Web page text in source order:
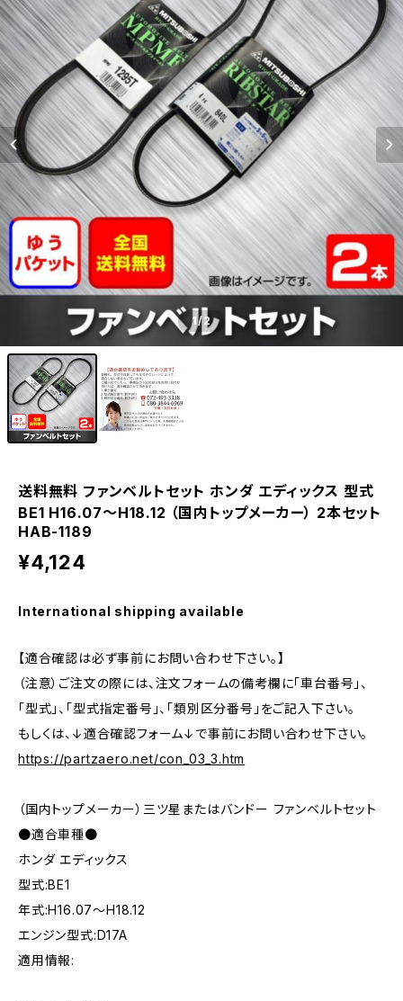
1/2
送料無料 ファンベルトセット ホンダ エディックス 型式
BE1 H16.07～H18.12 （国内トップメーカー） 2本セット
HAB-1189
¥4,124
International shipping available
【適合確認は必ず事前にお問い合わせ下さい。】
（注意）ご注文の際には、注文フォームの備考欄に「車台番号」、
「型式」、「型式指定番号」、「類別区分番号」をご記入下さい。
もしくは、↓適合確認フォーム↓で事前にお問い合わせ下さい。
https://partzaero.net/con_03_3.htm
（国内トップメーカー）三ツ星またはバンドー ファンベルトセット
●適合車種●
ホンダ エディックス
型式:BE1
年式:H16.07～H18.12
エンジン型式:D17A
適用情報: